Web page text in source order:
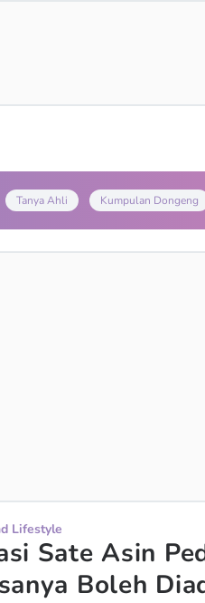
Tanya Ahli Kumpulan Dongeng
Lifestyle
Sate Asin
Boleh